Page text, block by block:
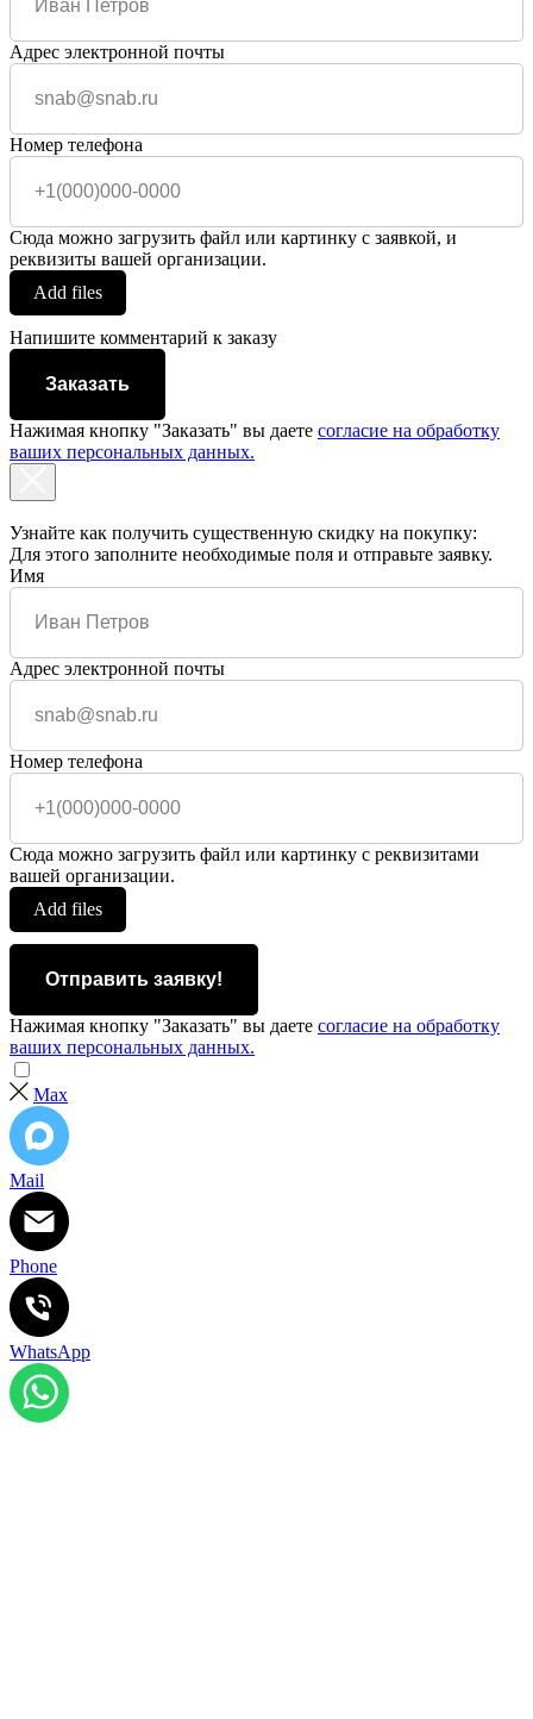
Адрес электронной почты
Номер телефона
Сюда можно загрузить файл или картинку с заявкой, и
реквизиты вашей организации.
Add files
Напишите комментарий к заказу
Заказать
Нажимая кнопку "Заказать" вы даете согласие на обработку
ваших персональных данных.
Узнайте как получить существенную скидку на покупку:
Для этого заполните необходимые поля и отправьте заявку.
Имя
Адрес электронной почты
Номер телефона
Сюда можно загрузить файл или картинку с реквизитами
вашей организации.
Add files
Отправить заявку!
Нажимая кнопку "Заказать" вы даете согласие на обработку
ваших персональных данных.
Max
Mail
Phone
WhatsApp